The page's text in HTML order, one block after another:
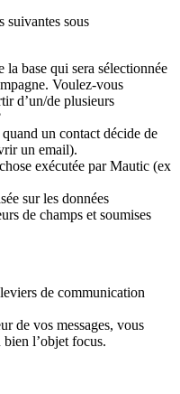
suivantes sous
la base qui sera sélectionnée
Voulez-vous
d’un/de plusieurs
un contact décide de
un email).
exécutée par Mautic (ex
sur les données
de champs et soumises
de communication
de vos messages, vous
l’objet focus.